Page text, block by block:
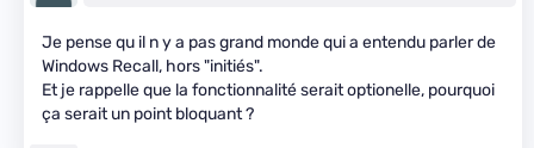
Je pense qu il n y a pas grand monde qui a entendu parler de
Windows Recall, hors "initiés".
Et je rappelle que la fonctionnalité serait optionelle, pourquoi
ça serait un point bloquant ?